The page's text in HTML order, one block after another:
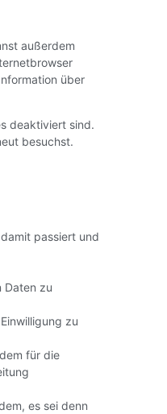
außerdem
über
deaktiviert sind.
besuchst.
passiert und
Daten zu
zu
für die
es sei denn